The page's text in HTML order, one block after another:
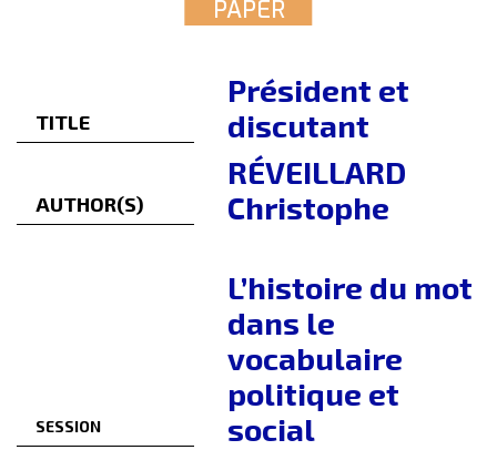
PAPER
TITLE
Président et
discutant
AUTHOR(S)
RÉVEILLARD
Christophe
SESSION
L’histoire du mot
dans le
vocabulaire
politique et
social